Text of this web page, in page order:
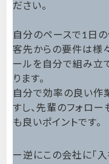
ださい。
自分のペースで1日
客先からの要件は様
ールを自分で組み立
ります。
自分で効率の良い作
すし、先輩のフォロ
も良いポイントです。
ー逆にこの会社に「